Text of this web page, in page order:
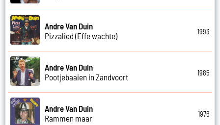
Andre Van Duin
Pizzalied (Effe wachte)
1993
Andre Van Duin
Pootjebaaien in Zandvoort
1985
Andre Van Duin
Rammen maar
1976